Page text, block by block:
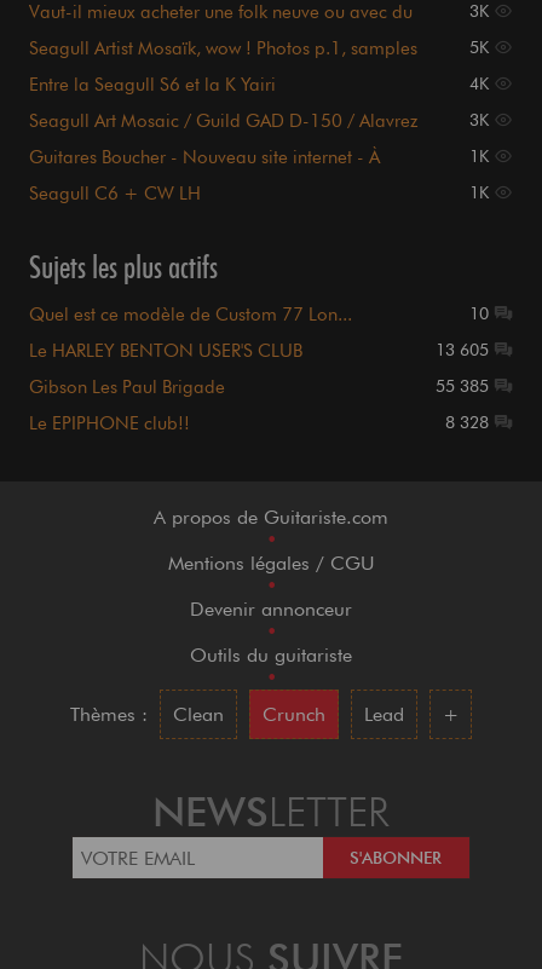
Vaut-il mieux acheter une folk neuve ou avec du
3K
Seagull Artist Mosaïk, wow ! Photos p.1, samples
5K
Entre la Seagull S6 et la K Yairi 4K
Seagull Art Mosaic / Guild GAD D-150 / Alavrez
3K
Guitares Boucher - Nouveau site internet - À
1K
Seagull C6 + CW LH 1K
Sujets les plus actifs
Quel est ce modèle de Custom 77 Lon... 10
Le HARLEY BENTON USER'S CLUB 13 605
Gibson Les Paul Brigade 55 385
Le EPIPHONE club!! 8 328
A propos de Guitariste.com
•
Mentions légales / CGU
•
Devenir annonceur
•
Outils du guitariste
•
Thèmes :
Clean Crunch Lead +
NEWSLETTER
NOUS SUIVRE